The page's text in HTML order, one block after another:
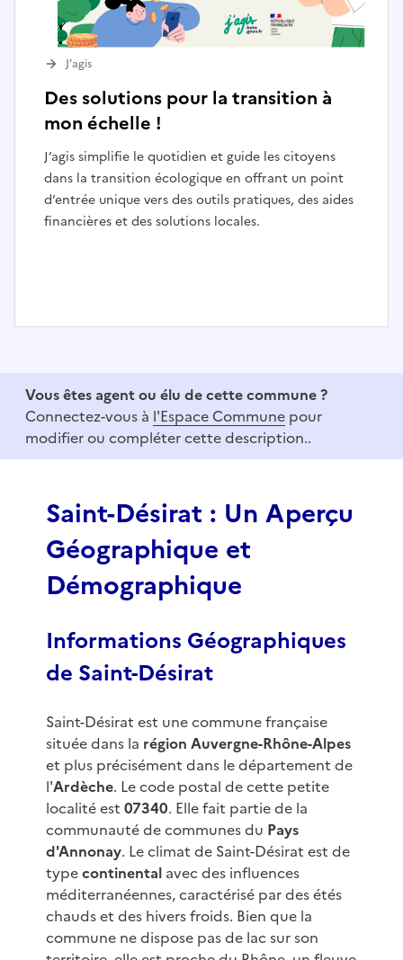
Des solutions pour la transition à
mon échelle !
J’agis simplifie le quotidien et guide les citoyens
dans la transition écologique en offrant un point
d’entrée unique vers des outils pratiques, des aides
financières et des solutions locales.
J’agis
f
Vous êtes agent ou élu de cette commune ?
Connectez-vous à l'Espace Commune pour
modifier ou compléter cette description..
Saint-Désirat : Un Aperçu
Géographique et
Démographique
Informations Géographiques
de Saint-Désirat
Saint-Désirat est une commune française
située dans la région Auvergne-Rhône-Alpes
et plus précisément dans le département de
l'Ardèche. Le code postal de cette petite
localité est 07340. Elle fait partie de la
communauté de communes du Pays
d'Annonay. Le climat de Saint-Désirat est de
typecontinentalavec des influences
méditerranéennes, caractérisé par des étés
chauds et des hivers froids. Bien que la
commune ne dispose pas de lac sur son